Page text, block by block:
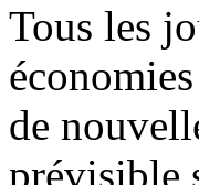
Tous les
de
prévisible